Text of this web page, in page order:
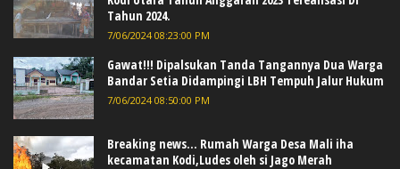
Tahun 2024.
7/06/2024 08:23:00 PM
Gawat!!! Dipalsukan Tanda Tangannya Dua Warga
Bandar Setia Didampingi LBH Tempuh Jalur Hukum
7/06/2024 08:50:00 PM
Breaking news... Rumah Warga Desa Mali iha
kecamatan Kodi,Ludes oleh si Jago Merah